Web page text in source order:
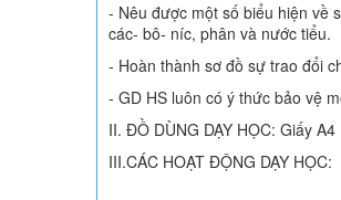
- Nêu được một số biểu hiện về
các- bô- níc, phân và nước tiểu.
- Hoàn thành sơ đồ sự trao đổi
- GD HS luôn có ý thức bảo vệ
II. ĐỒ DÙNG DẠY HỌC: Giấy A4
III.CÁC HOẠT ĐỘNG DẠY HỌC: